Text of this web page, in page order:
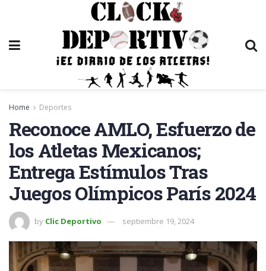
Home Deportes
Reconoce AMLO, Esfuerzo de
los Atletas Mexicanos;
Entrega Estímulos Tras
Juegos Olímpicos París 2024
by Clic Deportivo septiembre 19, 2024